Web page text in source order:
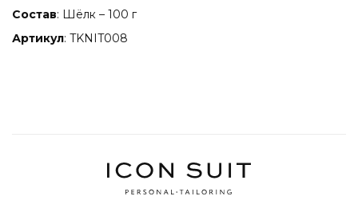
Состав: Шёлк – 100 г
Артикул: TKNIT008